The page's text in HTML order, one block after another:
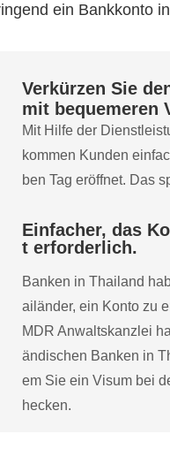
ein Bankkonto
Verkürzen Sie
mit bequemeren
Mit Hilfe der
kommen Kunden
ben Tag eröffnet. Das
Einfacher, das
t erforderlich.
Banken in Thailand
ailänder, ein Konto zu
MDR Anwaltskanzlei
ändischen Banken in
em Sie ein Visum bei
hecken.